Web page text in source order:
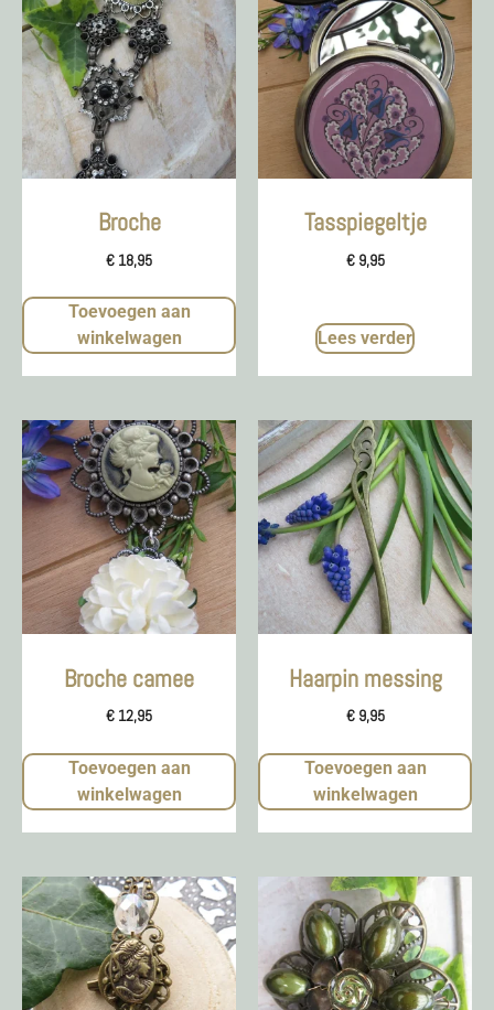
Broche
€ 18,95
Toevoegen aan
winkelwagen
Tasspiegeltje
€9,95
Lees verder
Broche camee
€ 12,95
Toevoegen aan
winkelwagen
Haarpin messing
€9,95
Toevoegen aan
winkelwagen